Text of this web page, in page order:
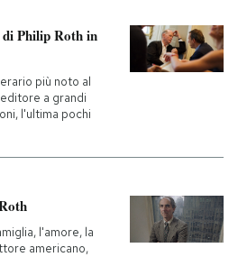
Philip Roth in
più noto al
a grandi
l'ultima pochi
l'amore, la
americano,